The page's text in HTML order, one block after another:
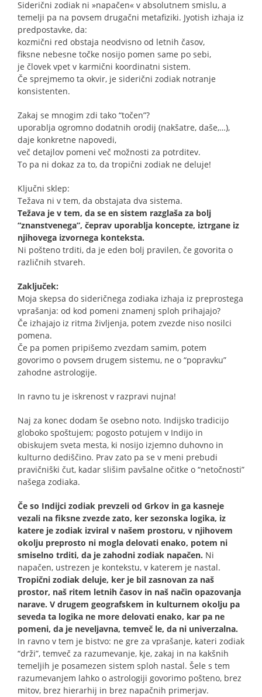
Siderični zodiak ni »napačen« v absolutnem smislu, a
temelji pa na povsem drugačni metafiziki. Jyotish izhaja iz
predpostavke, da:
kozmični red obstaja neodvisno od letnih časov,
fiksne nebesne točke nosijo pomen same po sebi,
je človek vpet v karmični koordinatni sistem.
Če sprejmemo ta okvir, je siderični zodiak notranje
konsistenten.
Zakaj se mnogim zdi tako “točen”?
uporablja ogromno dodatnih orodij (nakšatre, daše,…),
daje konkretne napovedi,
več detajlov pomeni več možnosti za potrditev.
To pa ni dokaz za to, da tropični zodiak ne deluje!
Ključni sklep:
Težava ni v tem, da obstajata dva sistema.
Težava je v tem, da se en sistem razglaša za bolj
“znanstvenega”, čeprav uporablja koncepte, iztrgane iz
njihovega izvornega konteksta.
Ni pošteno trditi, da je eden bolj pravilen, če govorita o
različnih stvareh.
Zaključek:
Moja skepsa do sideričnega zodiaka izhaja iz preprostega
vprašanja: od kod pomeni znamenj sploh prihajajo?
Če izhajajo iz ritma življenja, potem zvezde niso nosilci
pomena.
Če pa pomen pripišemo zvezdam samim, potem
govorimo o povsem drugem sistemu, ne o “popravku”
zahodne astrologije.
In ravno tu je iskrenost v razpravi nujna!
Naj za konec dodam še osebno noto. Indijsko tradicijo
globoko spoštujem; pogosto potujem v Indijo in
obiskujem sveta mesta, ki nosijo izjemno duhovno in
kulturno dediščino. Prav zato pa se v meni prebudi
pravičniški čut, kadar slišim pavšalne očitke o “netočnosti”
našega zodiaka.
Če so Indijci zodiak prevzeli od Grkov in ga kasneje
vezali na fiksne zvezde zato, ker sezonska logika, iz
katere je zodiak izviral v našem prostoru, v njihovem
okolju preprosto ni mogla delovati enako, potem ni
smiselno trditi, da je zahodni zodiak napačen. Ni
napačen, ustrezen je kontekstu, v katerem je nastal.
Tropični zodiak deluje, ker je bil zasnovan za naš
prostor, naš ritem letnih časov in naš način opazovanja
narave. V drugem geografskem in kulturnem okolju pa
seveda ta logika ne more delovati enako, kar pa ne
pomeni, da je neveljavna, temveč le, da ni univerzalna.
In ravno v tem je bistvo: ne gre za vprašanje, kateri zodiak
“drži”, temveč za razumevanje, kje, zakaj in na kakšnih
temeljih je posamezen sistem sploh nastal. Šele s tem
razumevanjem lahko o astrologiji govorimo pošteno, brez
mitov, brez hierarhij in brez napačnih primerjav.